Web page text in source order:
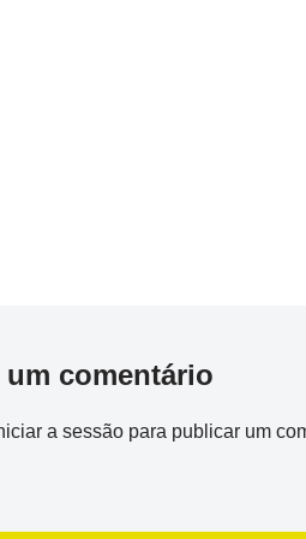
um comentário
a sessão para publicar um